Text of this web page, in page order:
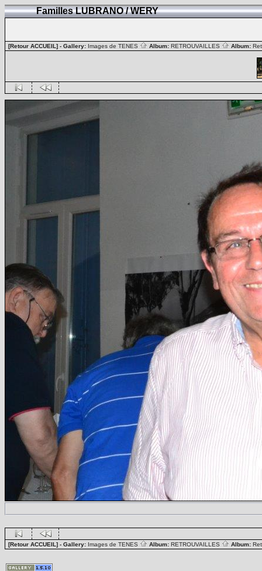
Familles LUBRANO / WERY
[Retour ACCUEIL] - Gallery: Images de TENES Album: RETROUVAILLES Album:
[Retour ACCUEIL] - Gallery: Images de TENES Album: RETROUVAILLES Album: